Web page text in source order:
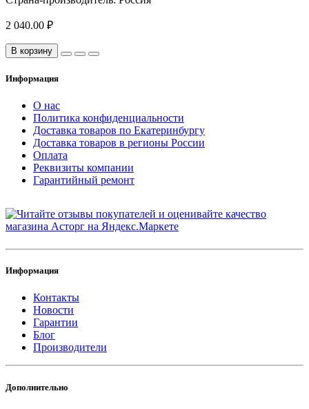
2 040.00 ₽
В корзину
Информация
О нас
Политика конфиденциальности
Доставка товаров по Екатеринбургу
Доставка товаров в регионы России
Оплата
Реквизиты компании
Гарантийный ремонт
Информация
Контакты
Новости
Гарантии
Блог
Производители
Дополнительно